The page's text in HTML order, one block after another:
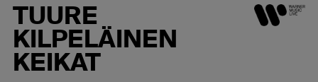
TUURE
KILPELÄINEN
KEIKAT